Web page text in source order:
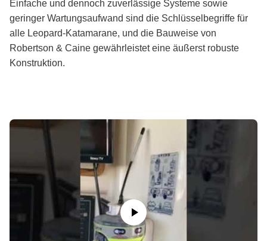
Einfache und dennoch zuverlässige Systeme sowie
geringer Wartungsaufwand sind die Schlüsselbegriffe für
alle Leopard-Katamarane, und die Bauweise von
Robertson & Caine gewährleistet eine äußerst robuste
Konstruktion.